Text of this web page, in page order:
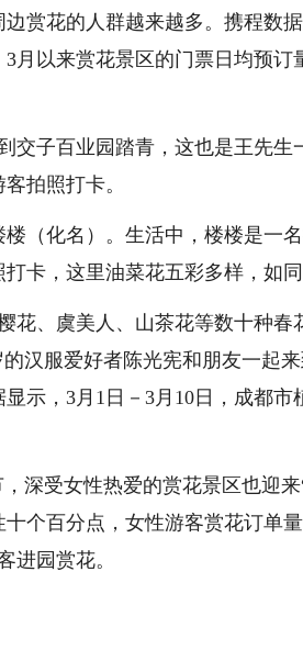
赏花的人群越来越多。携程数
月以来赏花景区的门票日均预订
交子百业园踏青，这也是王先生
拍照打卡。
（化名）。生活中，楼楼是一
卡，这里油菜花五彩多样，如同
花、虞美人、山茶花等数十种春
汉服爱好者陈光宪和朋友一起
示，3月1日－3月10日，成都市
深受女性热爱的赏花景区也迎
个百分点，女性游客赏花订单量
进园赏花。